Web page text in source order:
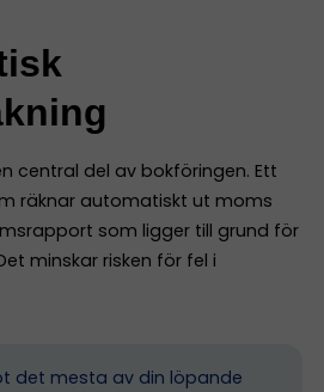
central del av bokföringen. Ett
räknar automatiskt ut moms
som ligger till grund för
minskar risken för fel i
det mesta av din löpande